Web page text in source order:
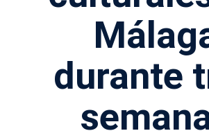
durante